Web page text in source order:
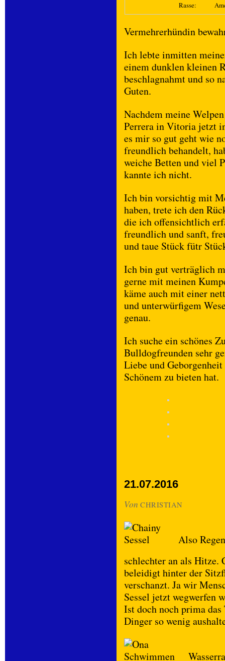
Rasse:
Vermehrerhündin
Ich lebte inmitten
einem dunklen kleinen
beschlagnahmt und so
Guten.
Nachdem meine
Perrera in Vitoria jetzt
es mir so gut geht wie
freundlich behandelt,
weiche Betten und viel
kannte ich nicht.
Ich bin vorsichtig mit
haben, trete ich den
die ich offensichtlich
freundlich und sanft,
und taue Stück fütr
Ich bin gut verträglich
gerne mit meinen
käme auch mit einer
und unterwürfigem
genau.
Ich suche ein schönes
Bulldogfreunden sehr
Liebe und
Schönem zu bieten hat.
21.07.2016
Von CHRISTIAN
Also
schlechter an als Hitze.
beleidigt hinter der
verschanzt. Ja wir
Sessel jetzt wegwerfen
Ist doch noch prima
Dinger so wenig